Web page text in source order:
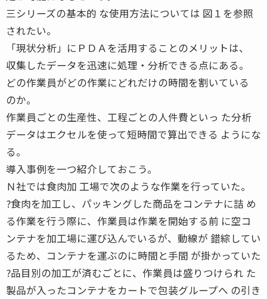
三シリーズの基本的 な使用方法については 図１を参照
されたい。
「現状分析」にＰＤＡを活用することのメリットは、
収集したデータを迅速に処理・分析できる点にある。
どの作業員がどの作業にどれだけの時間を割いている
のか。
作業員ごとの生産性、工程ごとの人件費といっ た分析
データはエクセルを使って短時間で算出できる ようにな
る。
導入事例を一つ紹介しておこう。
Ｎ社では食肉加 工場で次のような作業を行っていた。
?食肉を加工し、パッキングした商品をコンテナに詰 め
る作業を行う際に、作業員は作業を開始する前 に空コ
ンテナを加工場に運び込んでいるが、動線が 錯綜してい
るため、コンテナを運ぶのに時間と手間 が掛かっていた
?品目別の加工が済むごとに、作業員は盛りつけられ た
製品が入ったコンテナをカートで包装グループへ の引き